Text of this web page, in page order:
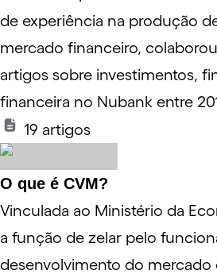
de experiência na produção
mercado financeiro,
artigos sobre investimentos,
financeira no Nubank entre
19 artigos
O que é CVM?
Vinculada ao Ministério da
a função de zelar pelo
desenvolvimento do mercado